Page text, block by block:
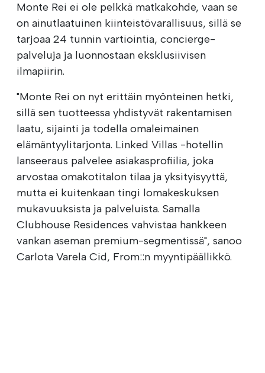
Monte Rei ei ole pelkkä matkakohde, vaan se
on ainutlaatuinen kiinteistövarallisuus, sillä se
tarjoaa 24 tunnin vartiointia, concierge-
palveluja ja luonnostaan eksklusiivisen
ilmapiirin.
"Monte Rei on nyt erittäin myönteinen hetki,
sillä sen tuotteessa yhdistyvät rakentamisen
laatu, sijainti ja todella omaleimainen
elämäntyylitarjonta. Linked Villas -hotellin
lanseeraus palvelee asiakasprofiilia, joka
arvostaa omakotitalon tilaa ja yksityisyyttä,
mutta ei kuitenkaan tingi lomakeskuksen
mukavuuksista ja palveluista. Samalla
Clubhouse Residences vahvistaa hankkeen
vankan aseman premium-segmentissä", sanoo
Carlota Varela Cid, From::n myyntipäällikkö.